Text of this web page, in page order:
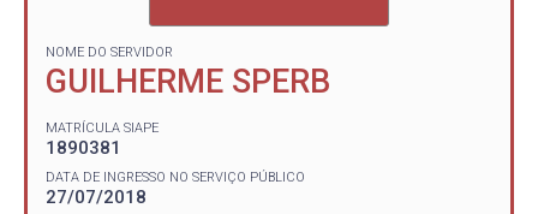
NOME DO SERVIDOR
GUILHERME SPERB
MATRÍCULA SIAPE
1890381
DATA DE INGRESSO NO SERVIÇO PÚBLICO
27/07/2018